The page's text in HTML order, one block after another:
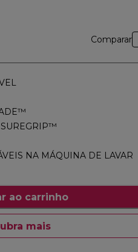
Comparar
SUREGRIP™
NA MÁQUINA DE LAVAR
ao carrinho
mais